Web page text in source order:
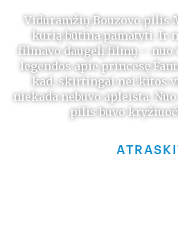
Viduramžių Bouzovo pilis
kurią būtina pamatyti. Ir
filmavo daugelį filmų – nuo
legendos apie princesę
kad, skirtingai nei kitos
niekada nebuvo apleista.
pilis buvo